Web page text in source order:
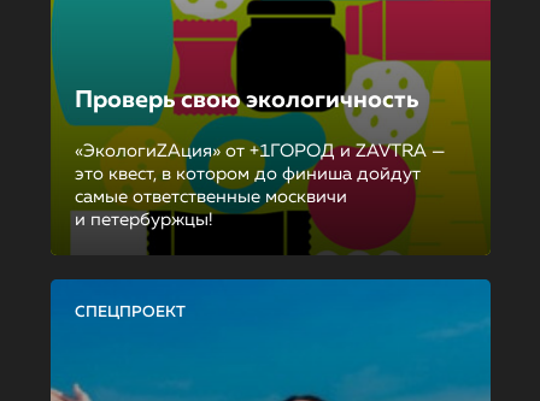
Проверь свою экологичность
«ЭкологиZAция» от +1ГОРОД и ZAVTRA —
это квест, в котором до финиша дойдут
самые ответственные москвичи
и петербуржцы!
СПЕЦПРОЕКТ